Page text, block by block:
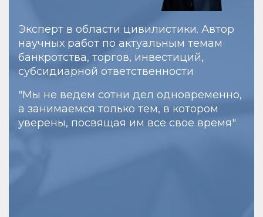
Эксперт в области цивилистики. Автор
научных работ по актуальным темам
банкротства, торгов, инвестиций,
субсидиарной ответственности
"Мы не ведем сотни дел одновременно,
а занимаемся только тем, в котором
уверены, посвящая им все свое время"